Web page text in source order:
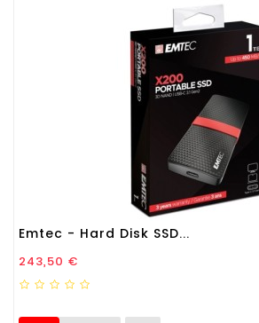
Emtec - Hard Disk SSD...
Prezzo
243,50 €